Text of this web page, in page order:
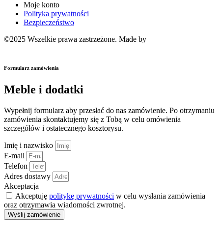
Moje konto
Polityka prywatności
Bezpieczeństwo
©2025 Wszelkie prawa zastrzeżone. Made by
Formularz zamówienia
Meble i dodatki
Wypełnij formularz aby przesłać do nas zamówienie. Po otrzymaniu
zamówienia skontaktujemy się z Tobą w celu omówienia
szczegółów i ostatecznego kosztorysu.
Imię i nazwisko
E-mail
Telefon
Adres dostawy
Akceptacja
Akceptuję politykę prywatności w celu wysłania zamówienia
oraz otrzymawia wiadomości zwrotnej.
Wyślij zamówienie